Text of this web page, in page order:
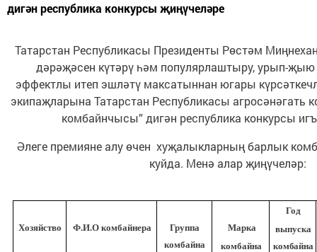
дигән республика конкурсы җиңүчеләре
Татарстан Республикасы Президенты Рөстәм
дәрәҗәсен күтәрү һәм популярлаштыру, урып-
эффектлы итеп эшләтү максатыннан югары
экипаҗларына Татарстан Республикасы
комбайнчысы” дигән республика конкурсы
Әлеге премияне алу өчен хуҗалыкларның барлык
куйда. Менә алар җиңүчеләр:
Хозяйство Ф.И.О комбайнера
Группа
комбайна
Марка
комбайна
Год
выпуска
комбайна